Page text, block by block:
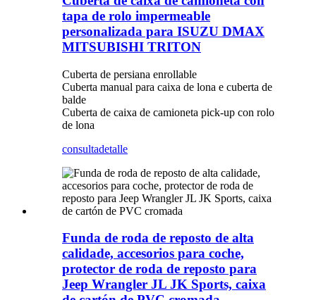
tapa de rolo impermeable
personalizada para ISUZU DMAX
MITSUBISHI TRITON
Cuberta de persiana enrollable
Cuberta manual para caixa de lona e cuberta de
balde
Cuberta de caixa de camioneta pick-up con rolo
de lona
consultadetalle
Funda de roda de reposto de alta
calidade, accesorios para coche,
protector de roda de reposto para
Jeep Wrangler JL JK Sports, caixa